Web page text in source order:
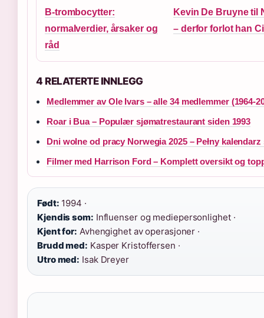
B-trombocytter:
normalverdier, årsaker og
råd
Kevin De Bruyne til
– derfor forlot han
4 RELATERTE INNLEGG
Medlemmer av Ole Ivars – alle 34 medlemmer (1964-
Roar i Bua – Populær sjømatrestaurant siden 1993
Dni wolne od pracy Norwegia 2025 – Pełny
Filmer med Harrison Ford – Komplett oversikt og
Født: 1994 ·
Kjendis som: Influenser og mediepersonlighet ·
Kjent for: Avhengighet av operasjoner ·
Brudd med: Kasper Kristoffersen ·
Utro med: Isak Dreyer